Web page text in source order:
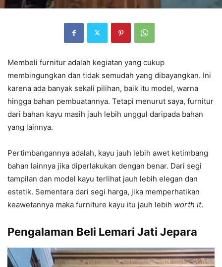
Membeli furnitur adalah kegiatan yang cukup
membingungkan dan tidak semudah yang dibayangkan. Ini
karena ada banyak sekali pilihan, baik itu model, warna
hingga bahan pembuatannya. Tetapi menurut saya, furnitur
dari bahan kayu masih jauh lebih unggul daripada bahan
yang lainnya.
Pertimbangannya adalah, kayu jauh lebih awet ketimbang
bahan lainnya jika diperlakukan dengan benar. Dari segi
tampilan dan model kayu terlihat jauh lebih elegan dan
estetik. Sementara dari segi harga, jika memperhatikan
keawetannya maka furniture kayu itu jauh lebih worth it.
Pengalaman Beli Lemari Jati Jepara